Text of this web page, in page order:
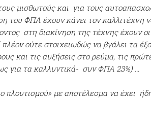
μισθωτούς και για τους
του ΦΠΑ έχουν κάνει τον
στη διακίνηση της τέχνης έχουν
πλέον ούτε στοιχειωδώς να βγάλει τα
και τις αυξήσεις στο ρεύμα, τις
για τα καλλυντικά- συν ΦΠΑ 23%) ...
πλουτισμού» με αποτέλεσμα να έχει